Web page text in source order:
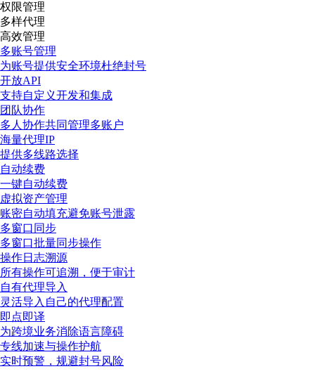
权限管理
多样代理
高效管理
多账号管理
为账号提供安全环境杜绝封号
开放API
支持自定义开发和集成
团队协作
多人协作共同管理多账户
海量代理IP
提供多线路选择
自动续费
一键自动续费
虚拟资产管理
账密自动填充避免账号泄露
多窗口同步
多窗口批量同步操作
操作日志溯源
所有操作可追溯，便于审计
自有代理导入
灵活导入自己的代理配置
即点即译
为跨境业务消除语言障碍
专线加速与操作护航
实时预警，规避封号风险